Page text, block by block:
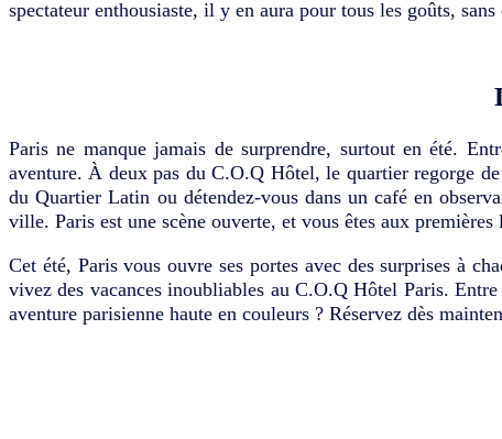
spectateur enthousiaste, il y en aura pour tous les goûts,
Paris ne manque jamais de surprendre, surtout en été.
aventure. À deux pas du C.O.Q Hôtel, le quartier regorge
du Quartier Latin ou détendez-vous dans un café en
ville. Paris est une scène ouverte, et vous êtes aux premières
Cet été, Paris vous ouvre ses portes avec des surprises à
vivez des vacances inoubliables au C.O.Q Hôtel Paris.
aventure parisienne haute en couleurs ? Réservez dès